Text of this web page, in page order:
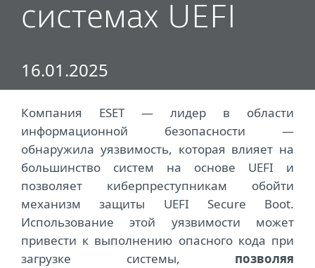
системах UEFI
16.01.2025
Компания ESET ― лидер в области
информационной безопасности ―
обнаружила уязвимость, которая влияет на
большинство систем на основе UEFI и
позволяет киберпреступникам обойти
механизм защиты UEFI Secure Boot.
Использование этой уязвимости может
привести к выполнению опасного кода при
загрузке системы, позволяя